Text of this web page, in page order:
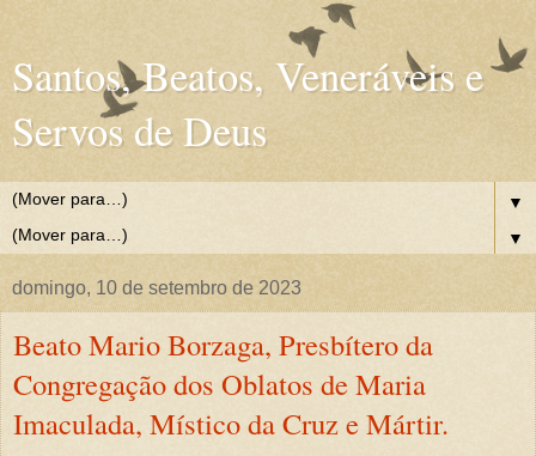
Santos, Beatos, Veneráveis e
Servos de Deus
▼
▼
domingo, 10 de setembro de 2023
Beato Mario Borzaga, Presbítero da
Congregação dos Oblatos de Maria
Imaculada, Místico da Cruz e Mártir.